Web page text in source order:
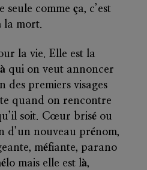
comme ça, c’est
la mort.
la vie. Elle est la
qui on veut annoncer
des premiers visages
quand on rencontre
soit. Cœur brisé ou
nouveau prénom,
méfiante, parano
mais elle est là,